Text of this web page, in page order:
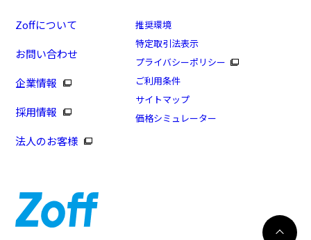
[再値下げセール価格]アクティブシーンにおすすめメ
商品番号：ZA241054-72E1/フレームカラー：ブルー(ネ
イビー)/単価：￥5,940
※商品が再入荷された際にメールでお知らせします。
※本サービスは商品の購入をお約束するものではありません。
※ご希望の商品が再入荷しない場合もございますので予めご了承ください。
Zoffについて
お問い合わせ
企業情報
採用情報
法人のお客様
推奨環境
特定取引法表示
プライバシーポリシー
ご利用条件
サイトマップ
価格シミュレーター